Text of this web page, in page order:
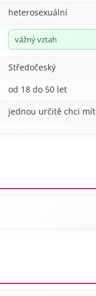
heterosexuální
vážný vztah
Středočeský
od 18 do 50 let
jednou určitě chci mít